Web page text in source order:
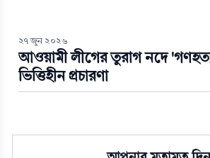
২৭ জুন ২০২৬
আওয়ামী লীগের তুরাগ নদে
ভিত্তিহীন প্রচারণা